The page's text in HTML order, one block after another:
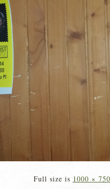
Full size is 1000 × 750